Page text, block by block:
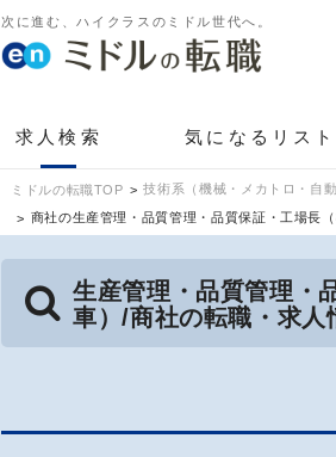
次に進む、ハイクラスのミドル世代へ。
求人検索 気になるリスト
ミドルの転職TOP 技術系（機械・メカトロ・自
商社の生産管理・品質管理・品質保証・工場長
生産管理・品質管理・
車）/商社の転職・求人